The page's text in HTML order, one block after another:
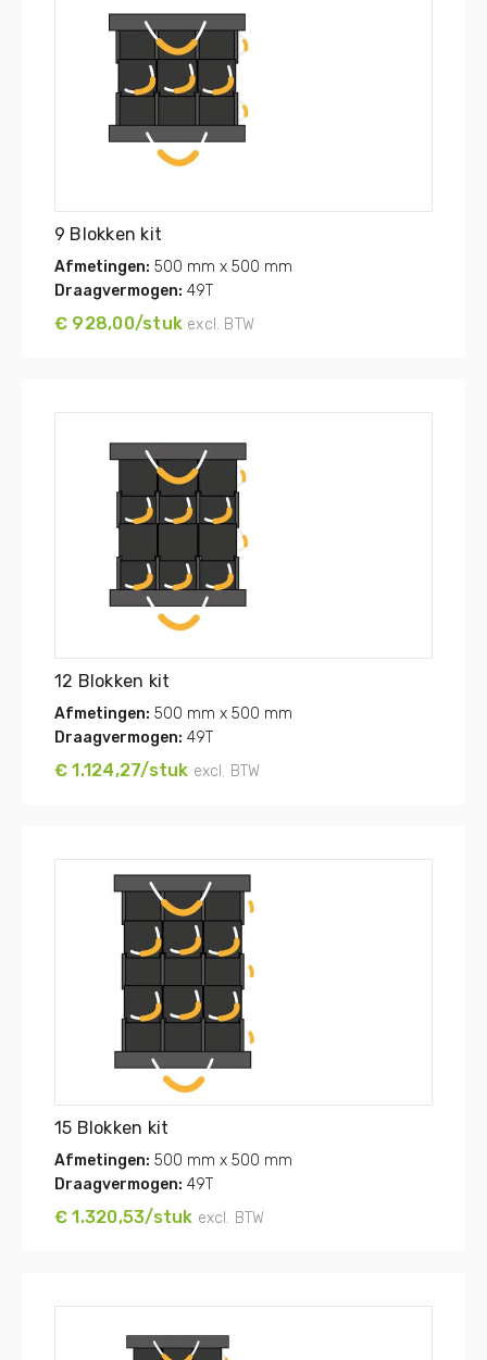
9 Blokken kit
Afmetingen: 500 mm x 500 mm
Draagvermogen: 49T
€ 928,00/stuk excl. BTW
12 Blokken kit
Afmetingen: 500 mm x 500 mm
Draagvermogen: 49T
€ 1.124,27/stuk excl. BTW
15 Blokken kit
Afmetingen: 500 mm x 500 mm
Draagvermogen: 49T
€ 1.320,53/stuk excl. BTW